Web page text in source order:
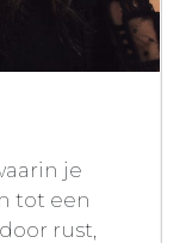
je
tot een
rust,